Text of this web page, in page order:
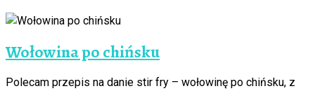
Wołowina po chińsku
Polecam przepis na danie stir fry – wołowinę po chińsku, z